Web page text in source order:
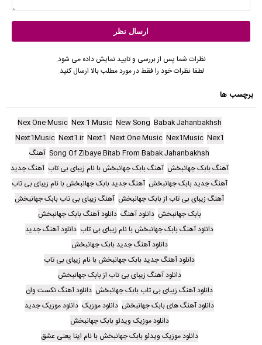
نظرات شما پس از بررسی و تایید نمایش داده می شود.
لطفا نظرات خود را فقط در مورد مطلب بالا ارسال کنید.
برچسب ها
Babak Jahanbakhsh
New Song
Nex 1 Music
Nex One Music
Nex1
Nex1Music
Next One Music
Next1
Next1.ir
Next1Music
Song Of Zibaye Bitab From Babak Jahanbakhsh آهنگ
آهنگ بابک جهانبخش آهنگ بابک جهانبخش با نام زیبای بی تاب آهنگ جدید
آهنگ جدید بابک جهانبخش آهنگ جدید بابک جهانبخش با نام زیبای بی تاب
آهنگ زیبای بی تاب از بابک جهانبخش آهنگ زیبای بی تاب بابک جهانبخش
بابک جهانبخش دانلود آهنگ دانلود آهنگ بابک جهانبخش
دانلود آهنگ بابک جهانبخش با نام زیبای بی تاب دانلود آهنگ جدید
دانلود آهنگ جدید بابک جهانبخش
دانلود آهنگ جدید بابک جهانبخش با نام زیبای بی تاب
دانلود آهنگ زیبای بی تاب از بابک جهانبخش
دانلود آهنگ زیبای بی تاب بابک جهانبخش دانلود آهنگ نکست وان
دانلود آهنگ های بابک جهانبخش دانلود موزیک دانلود موزیک جدید
دانلود موزیک ویدئو بابک جهانبخش
دانلود موزیک ویدئو بابک جهانبخش با نام اینا یعنی عشق